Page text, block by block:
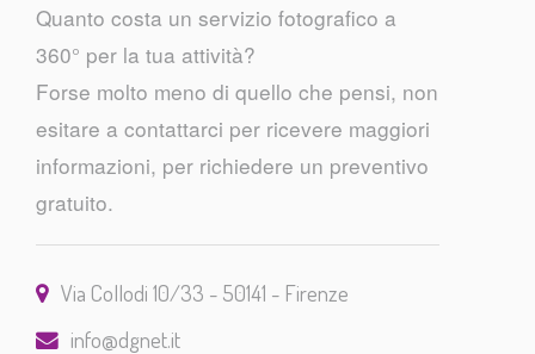
Quanto costa un servizio fotografico a
360° per la tua attività?
Forse molto meno di quello che pensi, non
esitare a contattarci per ricevere maggiori
informazioni, per richiedere un preventivo
gratuito.
Via Collodi 10/33 - 50141 - Firenze
info@dgnet.it